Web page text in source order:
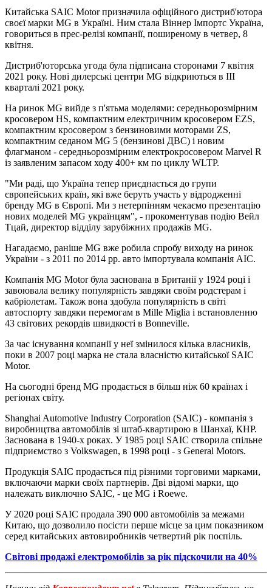
Китайська SAIC Motor призначила офіційного дистриб'ютора
своєї марки MG в Україні. Ним стала Віннер Імпортс Україна,
говориться в прес-релізі компанії, поширеному в четвер, 8
квітня.
Дистриб'юторська угода була підписана сторонами 7 квітня
2021 року. Нові дилерські центри MG відкриються в III
кварталі 2021 року.
На ринок MG вийде з п'ятьма моделями: середньорозмірним
кросовером HS, компактним електричним кросовером EZS,
компактним кросовером з бензиновими моторами ZS,
компактним седаном MG 5 (бензинові ДВС) і новим
флагманом - середньорозмірним електрокросовером Marvel R
із заявленим запасом ходу 400+ км по циклу WLTP.
"Ми раді, що Україна тепер приєднається до групи
європейських країн, які вже беруть участь у відродженні
бренду MG в Європі. Ми з нетерпінням чекаємо презентацію
нових моделей MG українцям", - прокоментував подію Вейл
Тцай, директор відділу зарубіжних продажів MG.
Нагадаємо, раніше MG вже робила спробу виходу на ринок
України - з 2011 по 2014 рр. авто імпортувала компанія АІС.
Компанія MG Motor була заснована в Британії у 1924 році і
завоювала велику популярність завдяки своїм родстерам і
кабріолетам. Також вона здобула популярність в світі
автоспорту завдяки перемогам в Mille Miglia і встановленню
43 світових рекордів швидкості в Bonneville.
За час існування компанії у неї змінилося кілька власників,
поки в 2007 році марка не стала власністю китайської SAIC
Motor.
На сьогодні бренд MG продається в більш ніж 60 країнах і
регіонах світу.
Shanghai Automotive Industry Corporation (SAIC) - компанія з
виробництва автомобілів зі штаб-квартирою в Шанхаї, КНР.
Заснована в 1940-х роках. У 1985 році SAIC створила спільне
підприємство з Volkswagen, в 1998 році - з General Motors.
Продукція SAIC продається під різними торговими марками,
включаючи марки своїх партнерів. Дві відомі марки, що
належать виключно SAIC, - це MG і Roewe.
У 2020 році SAIC продала 390 000 автомобілів за межами
Китаю, що дозволило посісти перше місце за цим показником
серед китайських автовиробників четвертий рік поспіль.
Світові продажі електромобілів за рік підскочили на 40%